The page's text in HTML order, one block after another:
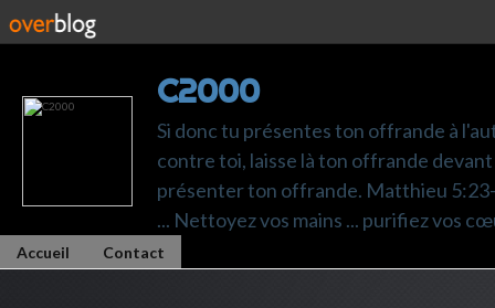
C2000
Si donc tu présentes ton offrande à
contre toi, laisse là ton offrande
présenter ton offrande. Matthieu 5:23-
... Nettoyez vos mains ... purifiez vos
Accueil Contact